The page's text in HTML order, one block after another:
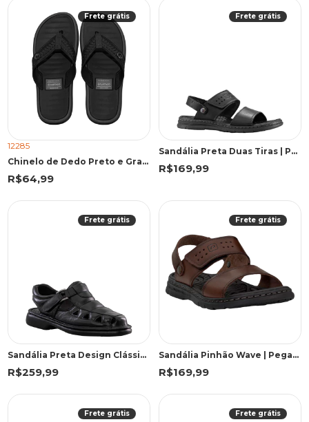
Frete grátis
12285
Chinelo de Dedo Preto e Grafite Elegante Casual | Cartago
R$64,99
Frete grátis
Sandália Preta Duas Tiras | Pegada
R$169,99
Frete grátis
Sandália Preta Design Clássico | Freeland
R$259,99
Frete grátis
Sandália Pinhão Wave | Pegada
R$169,99
Frete grátis Frete grátis